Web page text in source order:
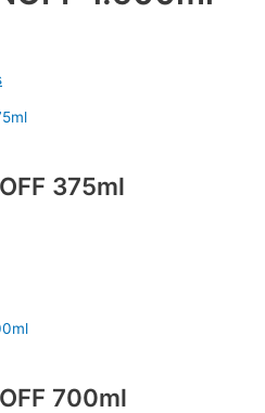
375ml
700ml